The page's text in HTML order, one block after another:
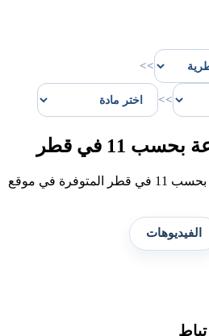
>>
>>
11 في قطر
عرض ملفات ملفات متنوعة بحسب 11 في قطر المتوفرة في موقع
الفيديوهات